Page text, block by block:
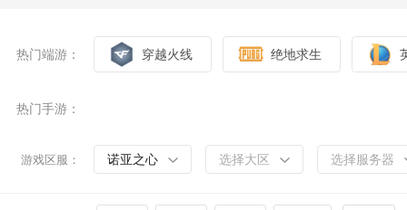
热门端游： 穿越火线 绝地求生
热门手游：
游戏区服： 诺亚之心 选择大区 选择服务器